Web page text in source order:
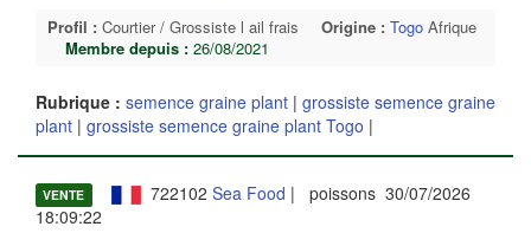
Profil : Courtier / Grossiste l ail frais Origine : Togo Afrique
Membre depuis : 26/08/2021
Rubrique : semence graine plant | grossiste semence graine
plant | grossiste semence graine plant Togo |
VENTE 722102 Sea Food | poissons 30/07/2026
18:09:22